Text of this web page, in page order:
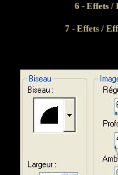
6 - Effets /
7 - Effets /